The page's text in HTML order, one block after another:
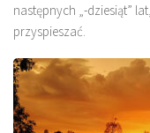
następnych „-dziesiąt”
przyspieszać.